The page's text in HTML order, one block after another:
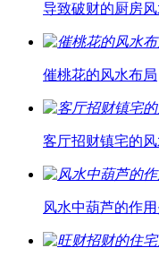
导致破财的厨房
催桃花的风水布局
客厅招财镇宅的
风水中葫芦的作